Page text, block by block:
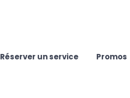
Réserver un service Promos